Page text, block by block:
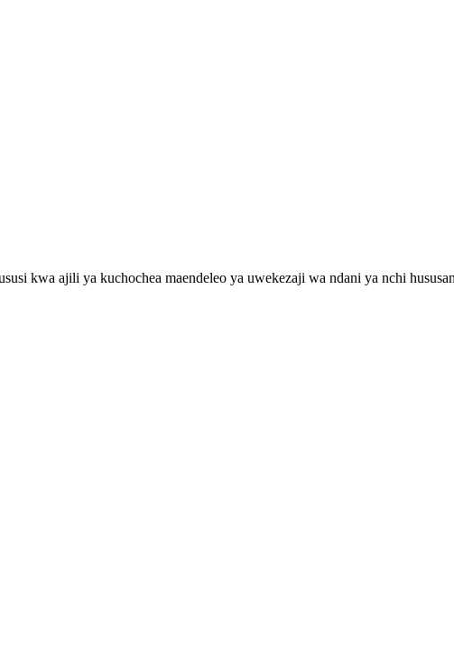
kwa ajili ya kuchochea maendeleo ya uwekezaji wa ndani ya nchi